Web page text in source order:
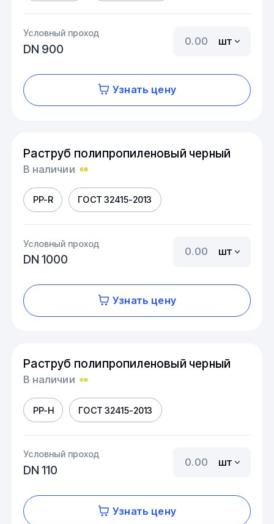
Условный проход
DN 900
шт
Узнать цену
Раструб полипропиленовый черный
В наличии
PP-R ГОСТ 32415-2013
Условный проход
DN 1000
шт
Узнать цену
Раструб полипропиленовый черный
В наличии
PP-H ГОСТ 32415-2013
Условный проход
DN 110
шт
Узнать цену